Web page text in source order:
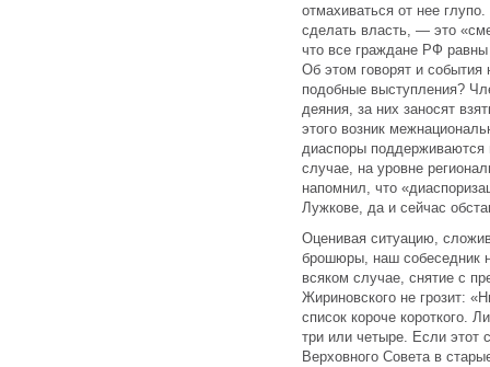
отмахиваться от нее
сделать власть, — это
что все граждане РФ
Об этом говорят и
подобные выступления?
деяния, за них заносят
этого возник
диаспоры поддерживаются
случае, на уровне
напомнил, что
Лужкове, да и сейчас
Оценивая ситуацию,
брошюры, наш собеседник
всяком случае, снятие с
Жириновского не грозит:
список короче короткого.
три или четыре. Если этот
Верховного Совета в